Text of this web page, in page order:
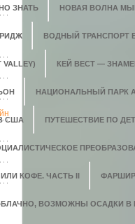
ЗНАТЬ НОВАЯ ВОЛНА
ВОДНЫЙ ТРАНСПОРТ
КЕЙ ВЕСТ —
НАЦИОНАЛЬНЫЙ ПАРК
США ПУТЕШЕСТВИЕ ПО
КОФЕ. ЧАСТЬ II
ВОЗМОЖНЫ ОСАДКИ В